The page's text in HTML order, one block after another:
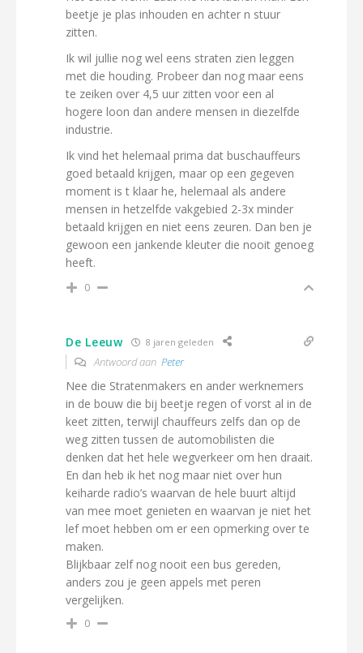
beetje je plas inhouden en achter n stuur
zitten.
Ik wil jullie nog wel eens straten zien leggen
met die houding. Probeer dan nog maar eens
te zeiken over 4,5 uur zitten voor een al
hogere loon dan andere mensen in diezelfde
industrie.
Ik vind het helemaal prima dat buschauffeurs
goed betaald krijgen, maar op een gegeven
moment is t klaar he, helemaal als andere
mensen in hetzelfde vakgebied 2-3x minder
betaald krijgen en niet eens zeuren. Dan ben je
gewoon een jankende kleuter die nooit genoeg
heeft.
0
De Leeuw 8 jaren geleden
Antwoord aan Peter
Nee die Stratenmakers en ander werknemers
in de bouw die bij beetje regen of vorst al in de
keet zitten, terwijl chauffeurs zelfs dan op de
weg zitten tussen de automobilisten die
denken dat het hele wegverkeer om hen draait.
En dan heb ik het nog maar niet over hun
keiharde radio’s waarvan de hele buurt altijd
van mee moet genieten en waarvan je niet het
lef moet hebben om er een opmerking over te
maken.
Blijkbaar zelf nog nooit een bus gereden,
anders zou je geen appels met peren
vergelijken.
0